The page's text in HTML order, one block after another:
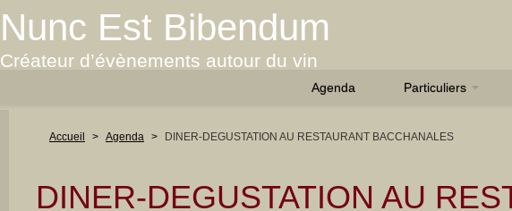
Nunc Est Bibendum
Créateur d’évènements autour du vin
Agenda Particuliers
Accueil > Agenda > DINER-DEGUSTATION AU RESTAURANT BACCHANALES
DINER-DEGUSTATION AU